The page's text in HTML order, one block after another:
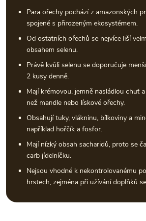
Para ořechy pochází z amazonských
spojené s přirozeným ekosystémem.
Od ostatních ořechů se nejvíce liší
obsahem selenu.
Právě kvůli selenu se doporučuje
2 kusy denně.
Mají krémovou, jemně nasládlou chuť
než mandle nebo lískové ořechy.
Obsahují tuky, vlákninu, bílkoviny a
například hořčík a fosfor.
Mají nízký obsah sacharidů, proto se
carb jídelníčku.
Nejsou vhodné k nekontrolovanému
hrstech, zejména při užívání doplňků